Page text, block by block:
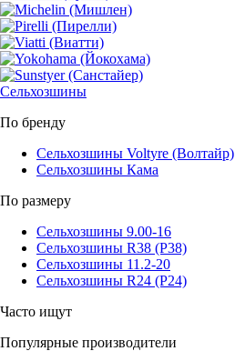
Сельхозшины
По бренду
Сельхозшины Voltyre (Волтайр)
Сельхозшины Кама
По размеру
Сельхозшины 9.00-16
Сельхозшины R38 (Р38)
Сельхозшины 11.2-20
Сельхозшины R24 (Р24)
Часто ищут
Популярные производители